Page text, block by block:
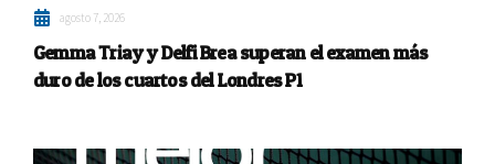
agosto 7, 2026
Gemma Triay y Delfi Brea superan el examen más
duro de los cuartos del Londres P1